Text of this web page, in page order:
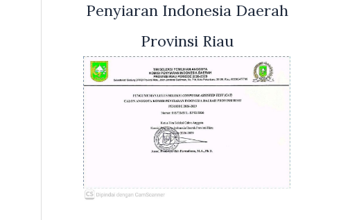
Penyiaran Indonesia Daerah
Provinsi Riau